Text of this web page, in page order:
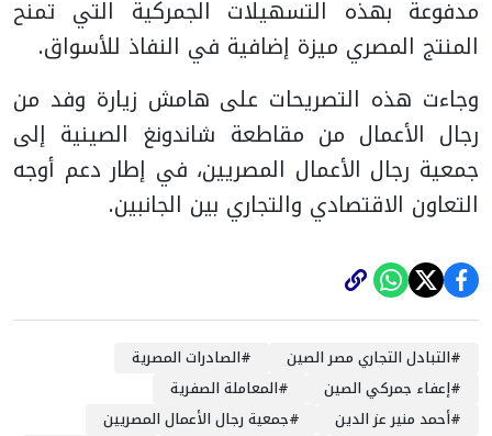
مدفوعة بهذه التسهيلات الجمركية التي تمنح
المنتج المصري ميزة إضافية في النفاذ للأسواق.
وجاءت هذه التصريحات على هامش زيارة وفد من
رجال الأعمال من مقاطعة شاندونغ الصينية إلى
جمعية رجال الأعمال المصريين، في إطار دعم أوجه
التعاون الاقتصادي والتجاري بين الجانبين.
#التبادل التجاري مصر الصين #الصادرات المصرية
#إعفاء جمركي الصين #المعاملة الصفرية
#أحمد منير عز الدين #جمعية رجال الأعمال المصريين